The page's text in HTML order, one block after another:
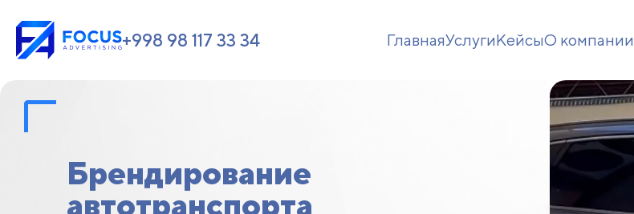
+998 98 117 33 34 ГлавнаяУслугиКейсыО компании
Брендирование
автотранспорта